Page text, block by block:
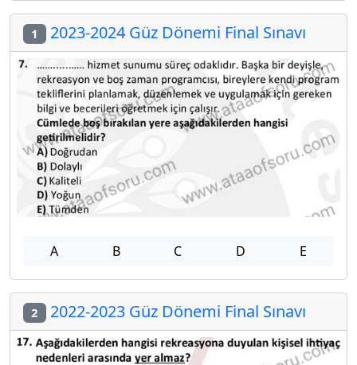
1 2023-2024 Güz Dönemi Final Sınavı
A B C D E
2 2022-2023 Güz Dönemi Final Sınavı